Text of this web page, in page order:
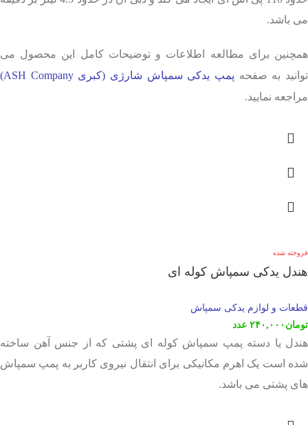
می باشد.
همچنین برای مطالعه اطلاعات و توضیحات کامل این محصول می
توانید به صفحه پمپ یدکی سمپاش شارژی (کبری ASH Company)
مراجعه نمایید.
فروخته شده
هندل یدکی سمپاش کوله ای
قطعات و لوازم یدکی سمپاش
تومان ۲۴۰,۰۰۰ عدد
هندل یا دسته پمپ سمپاش کوله ای پشتی که از جنس آهن ساخته
شده است یک اهرم مکانیکی برای انتقال نیروی کاربر به پمپ سمپاش
های پشتی می باشد.